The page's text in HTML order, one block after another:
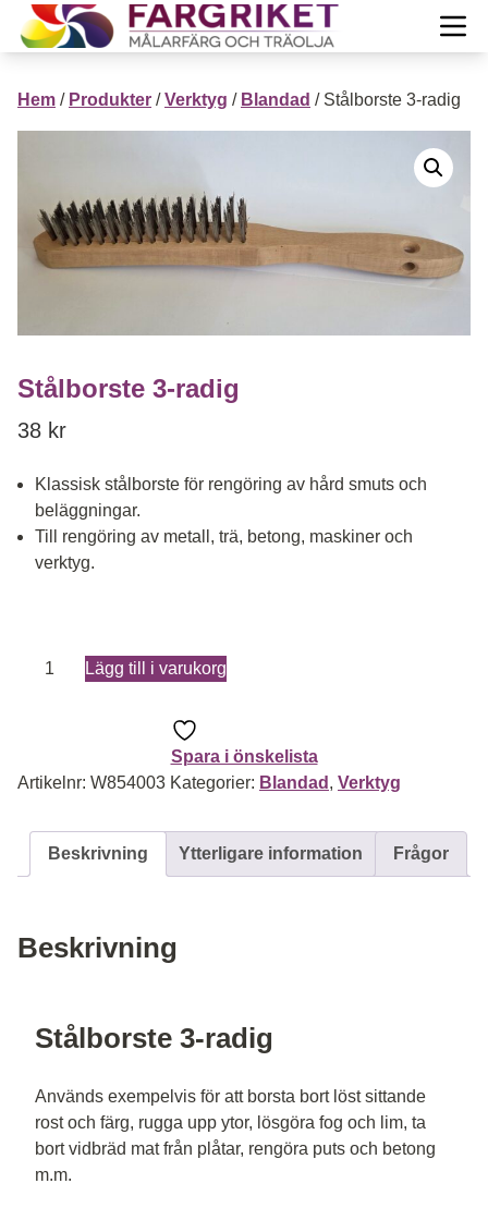
Hoppa till innehåll
Till Färgrikets startsida
Projekt
Inspiration
Hem / Produkter /Verktyg / Blandad / Stålborste 3-radig
Stålborste 3-radig
38 kr
Klassisk stålborste för rengöring av hård smuts och
beläggningar.
Till rengöring av metall, trä, betong, maskiner och
verktyg.
Stålborste 3-radig mängd
Lägg till i varukorg
Spara i önskelista
Artikelnr: W854003 Kategorier: Blandad , Verktyg
Beskrivning Ytterligare information Frågor
Beskrivning
Stålborste 3-radig
Används exempelvis för att borsta bort löst sittande
rost och färg, rugga upp ytor, lösgöra fog och lim, ta
bort vidbräd mat från plåtar, rengöra puts och betong
m.m.